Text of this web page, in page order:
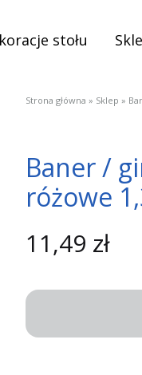
stołu
Strona główna » Sklep »
Baner /
różowe
11,49 zł